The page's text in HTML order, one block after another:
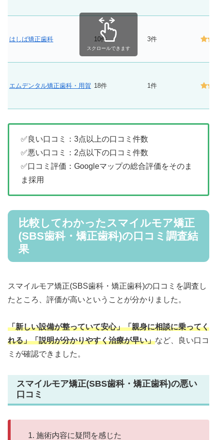
はしば矯正歯科 10件 3件
エムデンタル矯正歯科・用賀 18件 1件
スクロールできます
✅良い口コミ：3点以上の口コミ件数
✅悪い口コミ：2点以下の口コミ件数
✅口コミ評価：Googleマップの総合評価をそのま
ま採用
比較してわかったスマイルモア矯正
(SBS歯科・矯正歯科)の口コミ調査結
果
スマイルモア矯正(SBS歯科・矯正歯科)の口コミを調査し
たところ、評価が高いということが分かりました。
「新しい設備が整っていて安心」「親身に相談に乗ってく
れる」「説明が分かりやすく治療が早い」など、良い口コ
ミが確認できました。
スマイルモア矯正(SBS歯科・矯正歯科)の悪い
口コミ
施術内容に疑問を感じた